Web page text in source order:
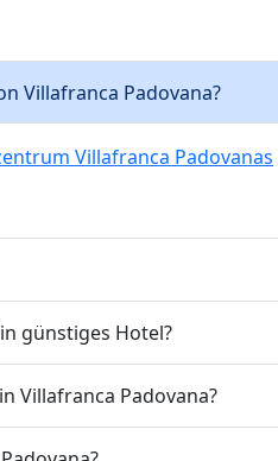
Villafranca Padovana?
Villafranca Padovanas
günstiges Hotel?
Villafranca Padovana?